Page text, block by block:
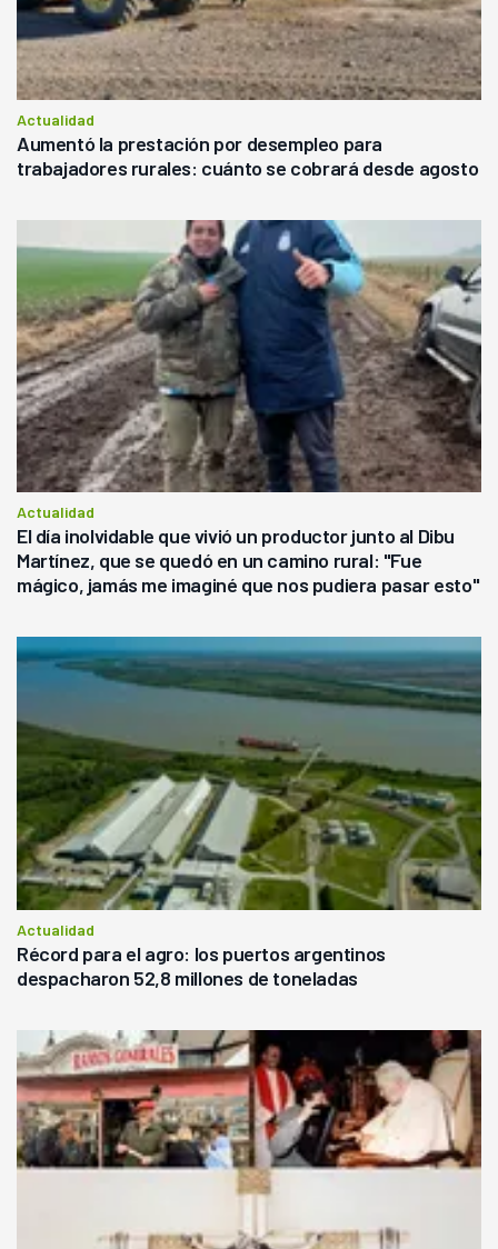
Actualidad
Aumentó la prestación por desempleo para
trabajadores rurales: cuánto se cobrará desde agosto
Actualidad
El día inolvidable que vivió un productor junto al Dibu
Martínez, que se quedó en un camino rural: "Fue
mágico, jamás me imaginé que nos pudiera pasar esto"
Actualidad
Récord para el agro: los puertos argentinos
despacharon 52,8 millones de toneladas